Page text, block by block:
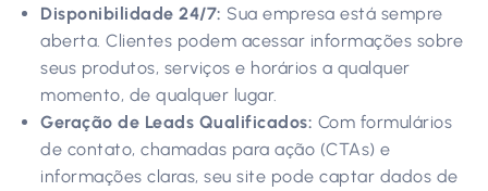
Disponibilidade 24/7: Sua empresa está sempre
aberta. Clientes podem acessar informações sobre
seus produtos, serviços e horários a qualquer
momento, de qualquer lugar.
Geração de Leads Qualificados: Com formulários
de contato, chamadas para ação (CTAs) e
informações claras, seu site pode captar dados de